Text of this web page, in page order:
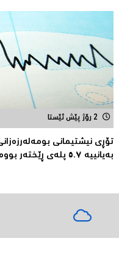
2 رۆژ پێش ئێستا
تۆڕی نیشتیمانی
به‌یانییه‌ ٥.٧ پله‌ی ڕێخته‌ر بووه‌